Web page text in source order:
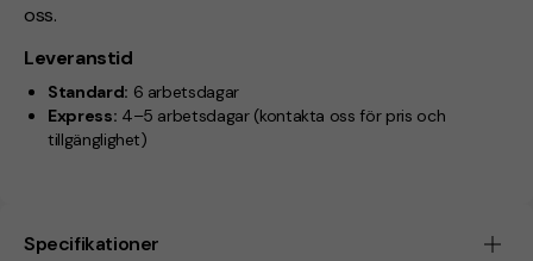
oss.
Leveranstid
Standard: 6 arbetsdagar
Express: 4–5 arbetsdagar (kontakta oss för pris och
tillgänglighet)
Specifikationer